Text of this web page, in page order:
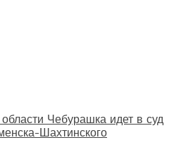
Чебурашка идет в суд
Шахтинского